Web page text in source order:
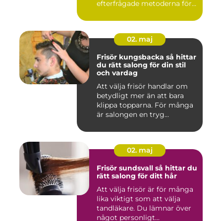
efterfrågade metoderna för
02. maj
Frisör kungsbacka så hittar
du rätt salong för din stil
och vardag
Att välja frisör handlar om
betydligt mer än att bara
klippa topparna. För många
är salongen en tryg...
02. maj
Frisör sundsvall så hittar du
rätt salong för ditt hår
Att välja frisör är för många
lika viktigt som att välja
tandläkare. Du lämnar över
något personligt...